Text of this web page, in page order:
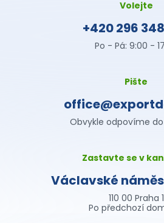
Volejte
+420 296
Po - Pá: 9:00 -
Pište
Obvykle odpovíme
Zastavte se v
Václavské
110 00 Praha 1
Po předchozí